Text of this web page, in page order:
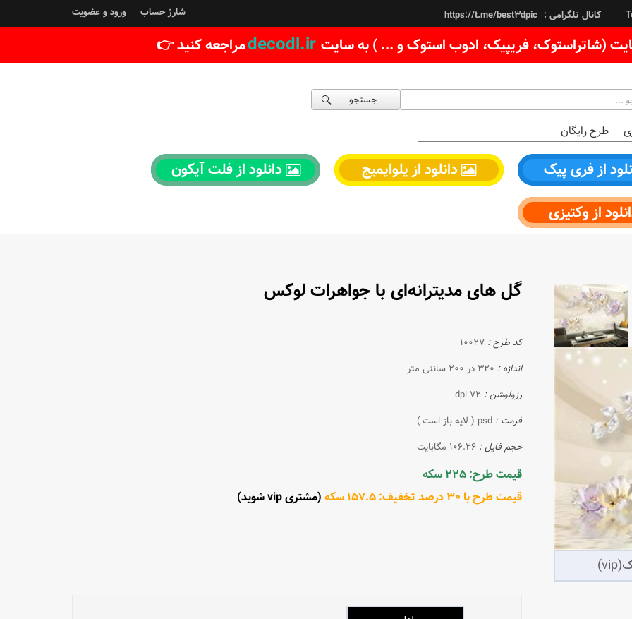
کانال تلگرامی : https://t.me/best3dpic شارژ حساب ورود و عضویت
(شاتراستوک، فریپیک، ادوب استوک و ... ) به سایت decodl.irمراجعه کنید 👉
جستجو
طرح رایگان
از فری پیک دانلود از یلوایمیج
دانلود از فلت آیکون
از وکتیزی
گل های مدیترانه‌ای با جواهرات لوکس
کد طرح : 10027
اندازه : 320 در 200 سانتی متر
رزولوشن : 72 dpi
فرمت : psd ( لایه باز است )
حجم فایل : 106.26 مگابایت
قیمت طرح: 225 سکه
قیمت طرح با 30 درصد تخفیف: 157.5 سکه
(مشتری vip شوید)